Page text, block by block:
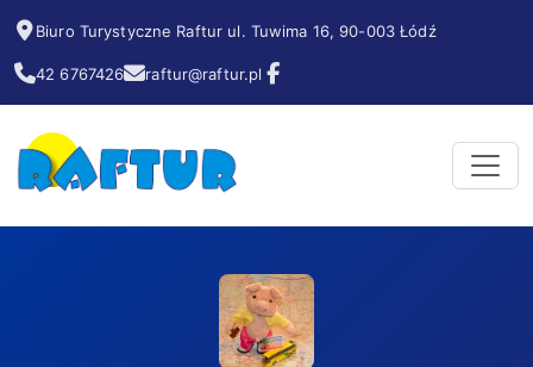
Biuro Turystyczne Raftur ul. Tuwima 16, 90-003 Łódź
42 6767426 raftur@raftur.pl